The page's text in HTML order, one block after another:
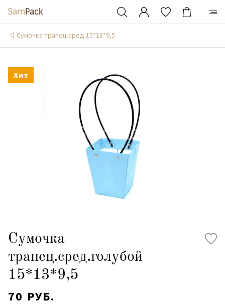
Сумочка трапец.сред.15*13*9,5
Хит
Сумочка
трапец.сред.голубой
15*13*9,5
70 РУБ.